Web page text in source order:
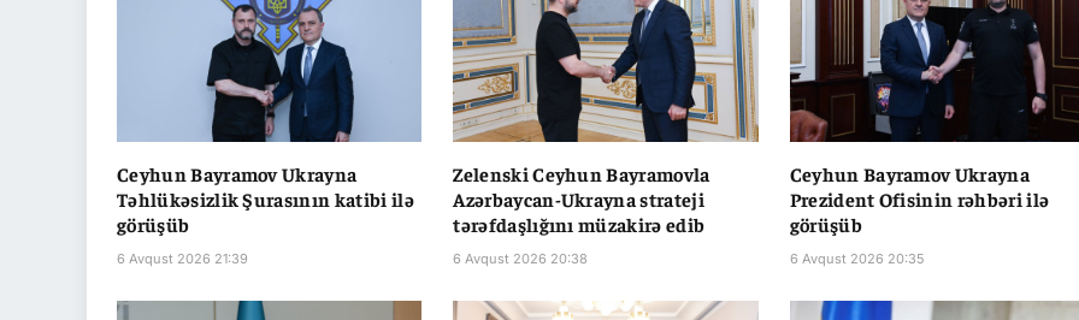
Ceyhun Bayramov Ukrayna
Təhlükəsizlik Şurasının katibi ilə
görüşüb
6 Avqust 2026 21:39
Zelenski Ceyhun Bayramovla
Azərbaycan-Ukrayna strateji
tərəfdaşlığını müzakirə edib
6 Avqust 2026 20:38
Ceyhun Bayramov Ukrayna
Prezident Ofisinin rəhbəri ilə
görüşüb
6 Avqust 2026 20:35